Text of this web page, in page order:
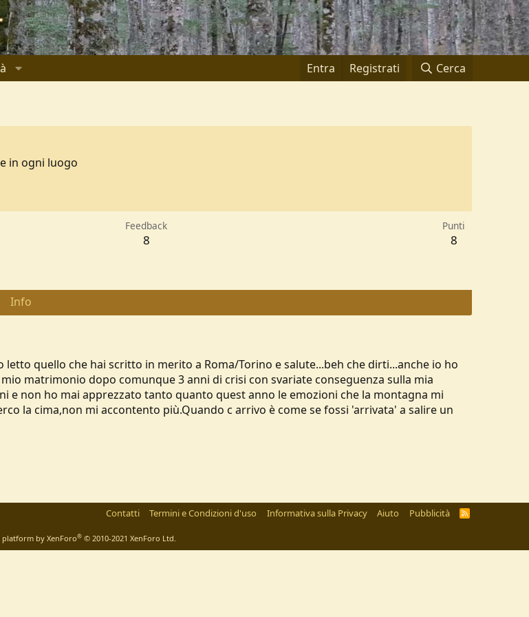
Entra Registrati Cerca
in ogni luogo
Feedback
8
Punti
8
Info
quello che hai scritto in merito a Roma/Torino e salute...beh che dirti...anche io ho
matrimonio dopo comunque 3 anni di crisi con svariate conseguenza sulla mia
e non ho mai apprezzato tanto quanto quest anno le emozioni che la montagna mi
la cima,non mi accontento più.Quando c arrivo è come se fossi 'arrivata' a salire un
Contatti Termini e Condizioni d'uso Informativa sulla Privacy Aiuto Pubblicità
R
by XenForo® © 2010-2021 XenForo Ltd.